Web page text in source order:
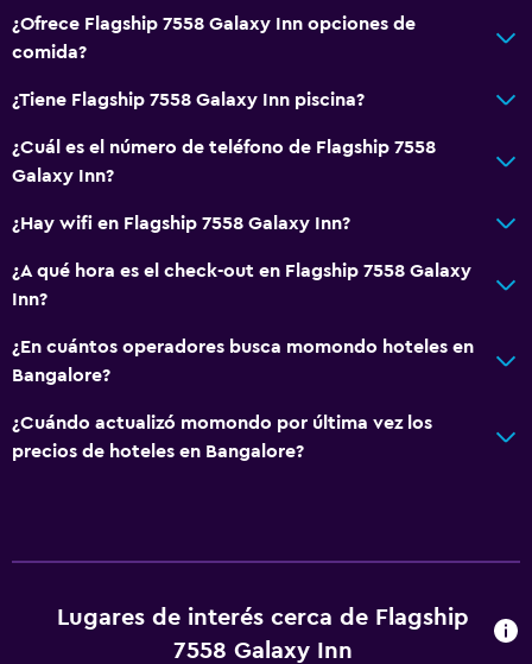
¿Ofrece Flagship 7558 Galaxy Inn opciones de
comida?
¿Tiene Flagship 7558 Galaxy Inn piscina?
¿Cuál es el número de teléfono de Flagship 7558
Galaxy Inn?
¿Hay wifi en Flagship 7558 Galaxy Inn?
¿A qué hora es el check-out en Flagship 7558 Galaxy
Inn?
¿En cuántos operadores busca momondo hoteles en
Bangalore?
¿Cuándo actualizó momondo por última vez los
precios de hoteles en Bangalore?
Lugares de interés cerca de Flagship
7558 Galaxy Inn